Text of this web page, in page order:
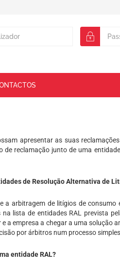
apresentar as suas
reclamação junto de uma
de Resolução Alternativa de
arbitragem de litígios de
lista de entidades RAL prevista
a empresa a chegar a uma solução
por árbitros num processo
entidade RAL?